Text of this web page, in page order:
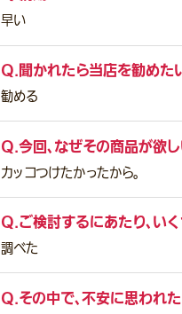
早い
Q.聞かれたら当店を勧めた
勧める
Q.今回、なぜその商品が欲
カッコつけたかったから。
Q.ご検討するにあたり、い
調べた
Q.その中で、不安に思われ